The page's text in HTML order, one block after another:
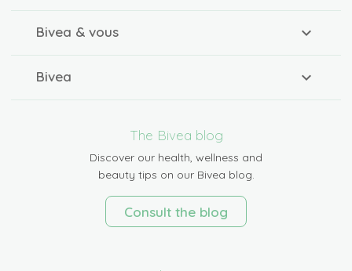
Bivea & vous
Bivea
The Bivea blog
Discover our health, wellness and
beauty tips on our Bivea blog.
Consult the blog